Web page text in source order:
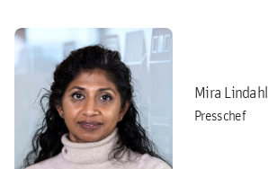
Mira Lindahl
Presschef